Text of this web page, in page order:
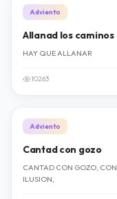
Adviento
Allanad los caminos
HAY QUE ALLANAR
10263
Adviento
Cantad con gozo
CANTAD CON GOZO, CON
ILUSION,